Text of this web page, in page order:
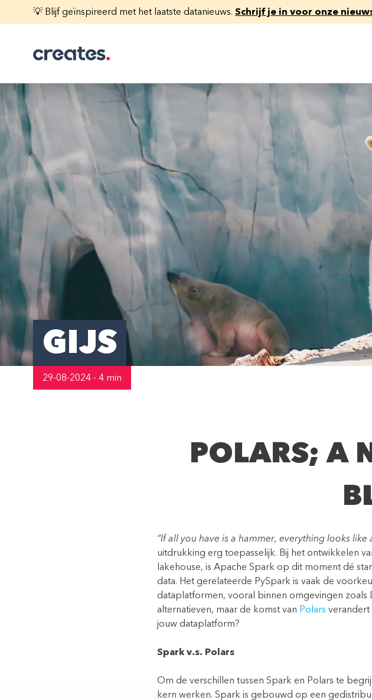
💡 Blijf geïnspireerd met het laatste datanieuws. Schrijf je in voor onze
GIJS
29-08-2024 - 4 min
POLARS; A
“If all you have is a hammer, everything looks like
uitdrukking erg toepasselijk. Bij het ontwikkelen
lakehouse, isApache Spark op dit moment dé
data. Het gerelateerde PySparkis vaak de
dataplatformen, vooral binnen omgevingen zoals
alternatieven, maar de komst van Polars verandert
jouw dataplatform?
Spark v.s. Polars
Om de verschillen tussen Spark en Polars te
kern werken. Spark is gebouwd op een